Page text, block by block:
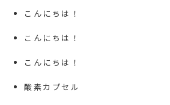
こんにちは！
こんにちは！
こんにちは！
酸素カプセル